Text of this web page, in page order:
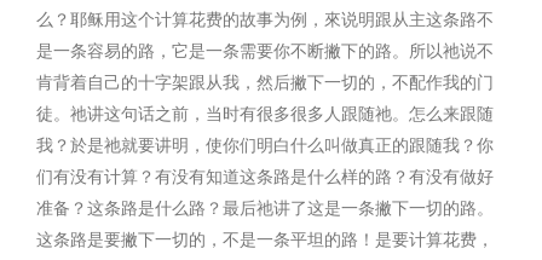
么？耶稣用这个计算花费的故事为例，來说明跟从主这条路不
是一条容易的路，它是一条需要你不断撇下的路。所以祂说不
肯背着自己的十字架跟从我，然后撇下一切的，不配作我的门
徒。祂讲这句话之前，当时有很多很多人跟随祂。怎么来跟随
我？於是祂就要讲明，使你们明白什么叫做真正的跟随我？你
们有没有计算？有没有知道这条路是什么样的路？有没有做好
准备？这条路是什么路？最后祂讲了这是一条撇下一切的路。
这条路是要撇下一切的，不是一条平坦的路！是要计算花费，